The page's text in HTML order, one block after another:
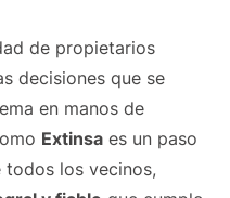
de propietarios
decisiones que se
en manos de
Extinsa es un paso
los vecinos,